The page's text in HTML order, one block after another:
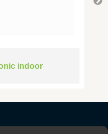
indoor